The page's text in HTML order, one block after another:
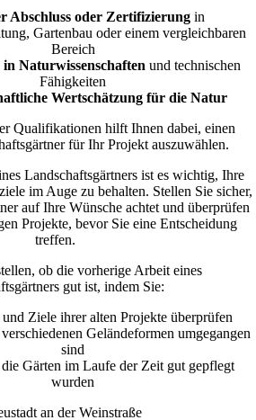
Abschluss oder Zertifizierung in
Gartenbau oder einem vergleichbaren
Bereich
Naturwissenschaften und technischen
Fähigkeiten
Wertschätzung für die Natur
Qualifikationen hilft Ihnen dabei, einen
für Ihr Projekt auszuwählen.
Landschaftsgärtners ist es wichtig, Ihre
im Auge zu behalten. Stellen Sie sicher,
auf Ihre Wünsche achtet und überprüfen
Projekte, bevor Sie eine Entscheidung
treffen.
ob die vorherige Arbeit eines
gut ist, indem Sie:
Ziele ihrer alten Projekte überprüfen
Geländeformen umgegangen
sind
Gärten im Laufe der Zeit gut gepflegt
wurden
an der Weinstraße